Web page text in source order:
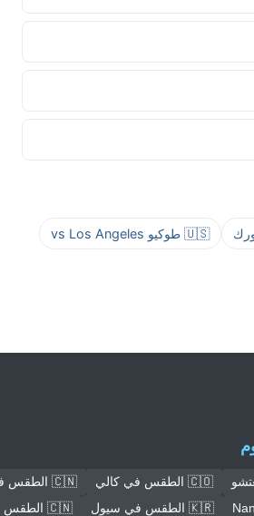
🇺🇸 طوكيو vs Los Angeles
🇨🇴 الطقس في كالي 🇨🇳 الطقس في نانتشانغ
🇰🇷 الطقس في سيول 🇨🇳 الطقس في أورومتشي